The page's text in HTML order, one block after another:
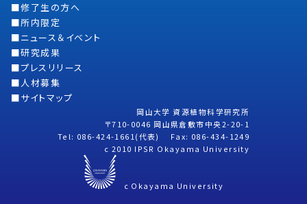
修了生の方へ
所内限定
ニュース＆イベント
研究成果
プレスリリース
人材募集
サイトマップ
c Okayama University
岡山大学 資源植物科学研究所
〒710-0046 岡山県倉敷市中央2-20-1
Tel: 086-424-1661(代表) Fax: 086-434-1249
c 2010 IPSR Okayama University